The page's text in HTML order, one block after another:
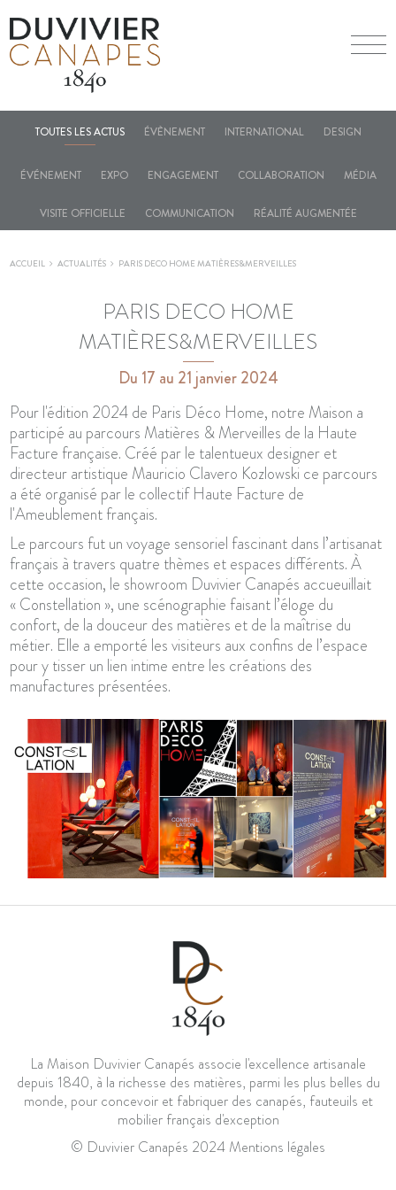
TOUTES LES ACTUS ÉVÈNEMENT INTERNATIONAL DESIGN
ÉVÉNEMENT EXPO ENGAGEMENT COLLABORATION MÉDIA
VISITE OFFICIELLE COMMUNICATION RÉALITÉ AUGMENTÉE
ACCUEIL ACTUALITÉS PARIS DECO HOME MATIÈRES&MERVEILLES
PARIS DECO HOME
MATIÈRES&MERVEILLES
Du 17 au 21 janvier 2024
Pour l'édition 2024 de Paris Déco Home, notre Maison a
participé au parcours Matières & Merveilles de la Haute
Facture française. Créé par le talentueux designer et
directeur artistique Mauricio Clavero Kozlowski ce parcours
a été organisé par le collectif Haute Facture de
l'Ameublement français.
Le parcours fut un voyage sensoriel fascinant dans l’artisanat
français à travers quatre thèmes et espaces différents. À
cette occasion, le showroom Duvivier Canapés accueuillait
« Constellation », une scénographie faisant l’éloge du
confort, de la douceur des matières et de la maîtrise du
métier. Elle a emporté les visiteurs aux confins de l’espace
pour y tisser un lien intime entre les créations des
manufactures présentées.
La Maison Duvivier Canapés associe l'excellence artisanale
depuis 1840, à la richesse des matières, parmi les plus belles du
monde, pour concevoir et fabriquer des canapés, fauteuils et
mobilier français d'exception
© Duvivier Canapés 2024 Mentions légales